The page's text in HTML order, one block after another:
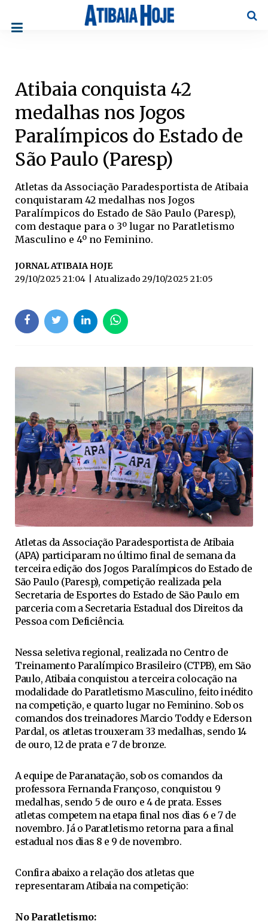
Atibaia conquista 42
medalhas nos Jogos
Paralímpicos do Estado de
São Paulo (Paresp)
Atletas da Associação Paradesportista de Atibaia
conquistaram 42 medalhas nos Jogos
Paralímpicos do Estado de São Paulo (Paresp),
com destaque para o 3º lugar no Paratletismo
Masculino e 4º no Feminino.
JORNAL ATIBAIA HOJE
29/10/2025 21:04
| Atualizado 29/10/2025 21:05
Atletas da Associação Paradesportista de Atibaia
(APA) participaram no último final de semana da
terceira edição dos Jogos Paralímpicos do Estado de
São Paulo (Paresp), competição realizada pela
Secretaria de Esportes do Estado de São Paulo em
parceria com a Secretaria Estadual dos Direitos da
Pessoa com Deficiência.
Nessa seletiva regional, realizada no Centro de
Treinamento Paralímpico Brasileiro (CTPB), em São
Paulo, Atibaia conquistou a terceira colocação na
modalidade do Paratletismo Masculino, feito inédito
na competição, e quarto lugar no Feminino. Sob os
comandos dos treinadores Marcio Toddy e Ederson
Pardal, os atletas trouxeram 33 medalhas, sendo 14
de ouro, 12 de prata e 7 de bronze.
A equipe de Paranatação, sob os comandos da
professora Fernanda Françoso, conquistou 9
medalhas, sendo 5 de ouro e 4 de prata. Esses
atletas competem na etapa final nos dias 6 e 7 de
novembro. Já o Paratletismo retorna para a final
estadual nos dias 8 e 9 de novembro.
Confira abaixo a relação dos atletas que
representaram Atibaia na competição:
No Paratletismo: